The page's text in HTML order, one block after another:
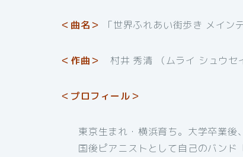
＜曲名＞ 「世界ふれあい街歩き メイン
＜作曲＞ 村井 秀清 （ムライ シュウセ
＜プロフィール＞
東京生まれ・横浜育ち。大学卒業
国後ピアニストとして自己のバンド